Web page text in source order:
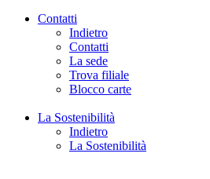
Contatti
Indietro
Contatti
La sede
Trova filiale
Blocco carte
La Sostenibilità
Indietro
La Sostenibilità